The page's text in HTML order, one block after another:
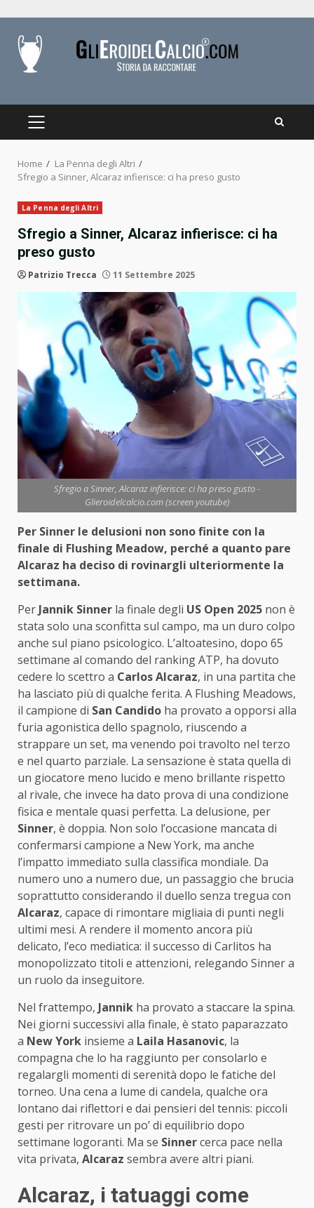
content
PRIMARY
Home
La Penna degli Altri
Sfregio a Sinner, Alcaraz infierisce: ci ha preso gusto
La Penna degli Altri
Sfregio a Sinner, Alcaraz infierisce: ci ha
preso gusto
Patrizio Trecca 11 Settembre 2025
Sfregio a Sinner, Alcaraz infierisce: ci ha preso gusto -
Glieroidelcalcio.com (screen youtube)
Per Sinner le delusioni non sono finite con la
finale di Flushing Meadow, perché a quanto pare
Alcaraz ha deciso di rovinargli ulteriormente la
settimana.
Per Jannik Sinner la finale degli US Open 2025 non è
stata solo una sconfitta sul campo, ma un duro colpo
anche sul piano psicologico. L’altoatesino, dopo 65
settimane al comando del ranking ATP, ha dovuto
cedere lo scettro a Carlos Alcaraz, in una partita che
ha lasciato più di qualche ferita. A Flushing Meadows,
il campione di San Candido ha provato a opporsi alla
furia agonistica dello spagnolo, riuscendo a
strappare un set, ma venendo poi travolto nel terzo
e nel quarto parziale. La sensazione è stata quella di
un giocatore meno lucido e meno brillante rispetto
al rivale, che invece ha dato prova di una condizione
fisica e mentale quasi perfetta. La delusione, per
Sinner, è doppia. Non solo l’occasione mancata di
confermarsi campione a New York, ma anche
l’impatto immediato sulla classifica mondiale. Da
numero uno a numero due, un passaggio che brucia
soprattutto considerando il duello senza tregua con
Alcaraz, capace di rimontare migliaia di punti negli
ultimi mesi. A rendere il momento ancora più
delicato, l’eco mediatica: il successo di Carlitos ha
monopolizzato titoli e attenzioni, relegando Sinner a
un ruolo da inseguitore.
Nel frattempo, Jannik ha provato a staccare la spina.
Nei giorni successivi alla finale, è stato paparazzato
a New York insieme a Laila Hasanovic, la
compagna che lo ha raggiunto per consolarlo e
regalargli momenti di serenità dopo le fatiche del
torneo. Una cena a lume di candela, qualche ora
lontano dai riflettori e dai pensieri del tennis: piccoli
gesti per ritrovare un po’ di equilibrio dopo
settimane logoranti. Ma se Sinnercerca pace nella
vita privata, Alcaraz sembra avere altri piani.
Alcaraz, i tatuaggi come